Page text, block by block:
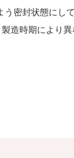
密封状態にし
造時期により